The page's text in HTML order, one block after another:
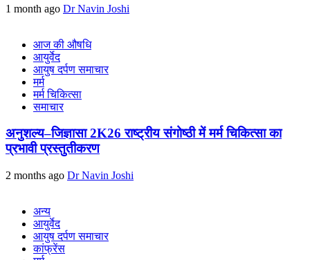
1 month ago Dr Navin Joshi
आज की औषधि
आयुर्वेद
आयुष दर्पण समाचार
मर्म
मर्म चिकित्सा
समाचार
अनुशल्य–जिज्ञासा 2K26 राष्ट्रीय संगोष्ठी में मर्म चिकित्सा का
प्रभावी प्रस्तुतीकरण
2 months ago Dr Navin Joshi
अन्य
आयुर्वेद
आयुष दर्पण समाचार
कांफ्रेंस